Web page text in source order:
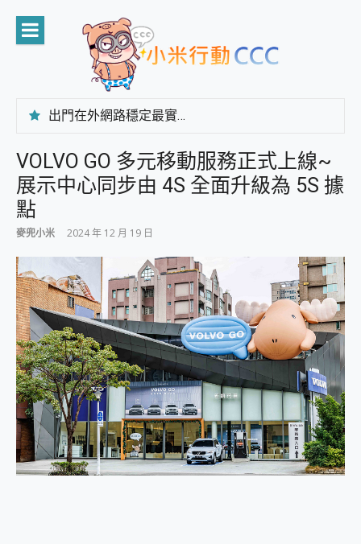
content
出門在外網路穩定最實在 「台灣大哥大」榮獲 4G/5G 在線率全球 NO.3 全台第一與全台六冠王實測心得，走到哪順到哪！
CP 值天花板~ Bongcom BS5 足球君開箱~ 短焦投影機 3千元就能擁有！ 折扣碼在這～
專為 PC上的 XBOX和掌機設計的 FireCuda X1070 SSD 固態硬碟開箱 評測
台灣製攝影機在這裡，100%全無線設計 SpotCam Solo Eco 太陽能防水雲端攝影機 SpotCam Solo 3 2.5K高畫質戶外攝影機 開箱 評測
AI 支付 一錶搞定大小事 Xiaomi Watch 5 開箱 評測
超驚艷 讓人一眼就愛上 LENOVO 聯想 Yoga Book 9 14吋 AI輕薄筆電 開箱 評測
美到讓人超想擁有 moto pad 60 系列 與 Moto | Swarovski razr 60 冰藍限定版本 開箱 評測
好用的 EaseUS Partition Master 讓您輕鬆的移除與格式化有防寫保護的隨身碟或SD卡
一鍵修復模糊影片、舊照的 AI 好幫手! VideoProc Converter AI 新版全解析 × 年末優惠，一篇全看懂
小朋友才做選擇 投影機 RGB藍牙音響 氛圍情境燈 我通通都要！ Starfish 2 幻彩膠囊投影機｜結合「 智慧投影 & 煥彩流動 」的沈浸式生活新體驗
外型超吸晴~ 給您絕佳操控體驗 GravaStar Mercury K1 系列 異星機械鍵盤與 Mercury X 系列 輕量無線電競滑鼠 開箱 評測
開箱~變身「蜘蛛人」椅子軍師！MSI MPG 491CQP QD-OLED 超寬曲面電競螢幕，多工辦公、爽度滿滿的終極桌面體驗
iPhone 17 系列 有認證的防護來囉！ imos 首家導入 UL MCV 行銷宣告驗證的手機配件品牌
DJI Osmo Pocket 3 爽爽帶回家 歡慶 EaseUS 21 週年到來，「Slogan 海報徵稿活動」好康大放送
小巧好吸不擋鏡頭 有Qi2認證的 ONPRO MagReact MXs2 5000mAh薄型磁吸無線急速行動電源 開箱 評測
會走動的冷暖氣 SONY REON POCKET PRO 穿戴式智慧冷暖調溫裝置 開箱 評測
寶可夢飛人外掛iToolab AnyGo全新升級，GO Fest 五折優惠嗨翻天！支援 iOS/Android！
VOLVO GO 多元移動服務正式上線~
展示中心同步由 4S 全面升級為 5S 據
點
麥兜小米 2024 年 12 月 19 日